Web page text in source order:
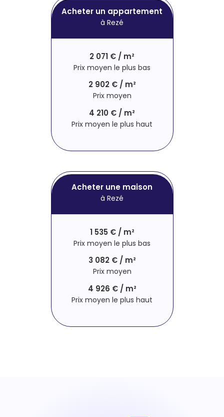
Acheter un appartement
à Rezé
2 071 € / m²
Prix moyen le plus bas
2 902 € / m²
Prix moyen
4 210 € / m²
Prix moyen le plus haut
Acheter une maison
à Rezé
1 535 € / m²
Prix moyen le plus bas
3 082 € / m²
Prix moyen
4 926 € / m²
Prix moyen le plus haut